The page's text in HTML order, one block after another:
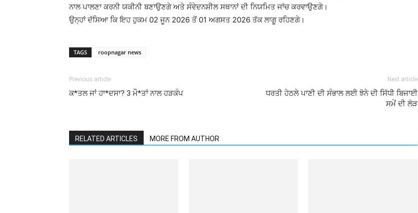
ਨਾਲ ਪਾਲਣਾ ਕਰਨੀ ਯਕੀਨੀ ਬਣਾਉਣਗੇ ਅਤੇ ਸੰਵੇਦਨਸ਼ੀਲ ਸਥਾਨਾਂ ਦੀ ਨਿਯਮਿਤ ਜਾਂਚ ਕਰਵਾਉਣਗੇ।
ਉਨ੍ਹਾਂ ਦੱਸਿਆ ਕਿ ਇਹ ਹੁਕਮ 02 ਜੂਨ 2026 ਤੋਂ 01 ਅਗਸਤ 2026 ਤੱਕ ਲਾਗੂ ਰਹਿਣਗੇ।
TAGS roopnagar news
Previous article
ਕ*ਤਲ ਜਾਂ ਹਾ*ਦਸਾ? 3 ਮੌ*ਤਾਂ ਨਾਲ ਹੜਕੰਪ
Next article
ਧਰਤੀ ਹੇਠਲੇ ਪਾਣੀ ਦੀ ਸੰਭਾਲ ਲਈ ਝੋਨੇ ਦੀ ਸਿੱਧੀ ਬਿਜਾਈ
ਸਮੇਂ ਦੀ ਲੋੜ
RELATED ARTICLES MORE FROM AUTHOR